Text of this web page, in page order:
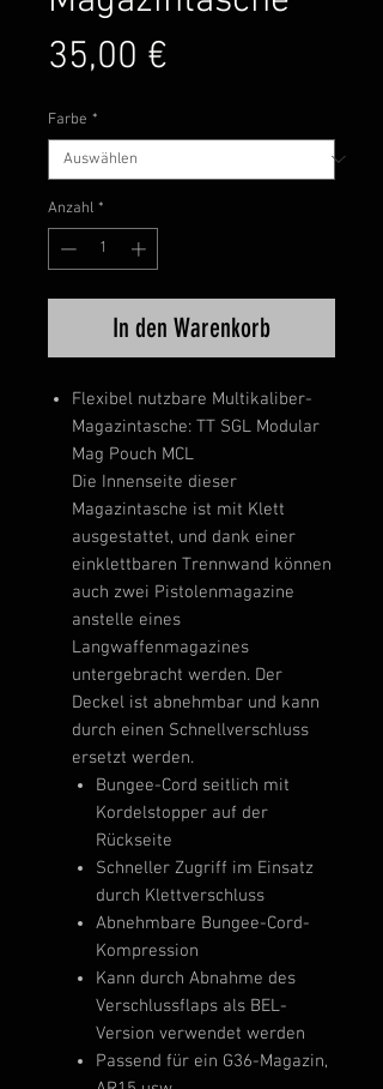
35,00 €
Farbe *
Anzahl *
In den Warenkorb
Flexibel nutzbare Multikaliber-
Magazintasche: TT SGL Modular
Mag Pouch MCL
Die Innenseite dieser
Magazintasche ist mit Klett
ausgestattet, und dank einer
einklettbaren Trennwand können
auch zwei Pistolenmagazine
anstelle eines
Langwaffenmagazines
untergebracht werden. Der
Deckel ist abnehmbar und kann
durch einen Schnellverschluss
ersetzt werden.
Bungee-Cord seitlich mit
Kordelstopper auf der
Rückseite
Schneller Zugriff im Einsatz
durch Klettverschluss
Abnehmbare Bungee-Cord-
Kompression
Kann durch Abnahme des
Verschlussflaps als BEL-
Version verwendet werden
Passend für ein G36-Magazin,